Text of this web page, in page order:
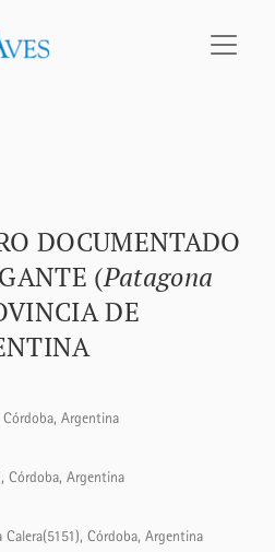
DOCUMENTADO
(Patagona
DE
Argentina
Córdoba, Argentina
Córdoba, Argentina